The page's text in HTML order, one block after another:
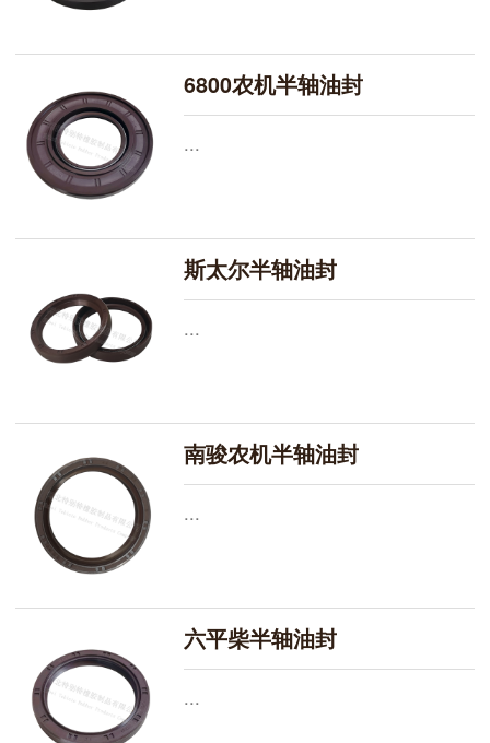
6800农机半轴油封
...
斯太尔半轴油封
...
南骏农机半轴油封
...
六平柴半轴油封
...